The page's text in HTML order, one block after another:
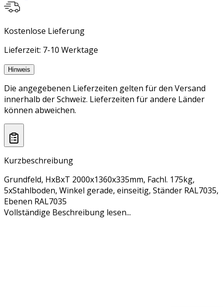
Kostenlose Lieferung
Lieferzeit: 7-10 Werktage
Hinweis
Die angegebenen Lieferzeiten gelten für den Versand
innerhalb der Schweiz. Lieferzeiten für andere Länder
können abweichen.
Kurzbeschreibung
Grundfeld, HxBxT 2000x1360x335mm, Fachl. 175kg,
5xStahlboden, Winkel gerade, einseitig, Ständer RAL7035,
Ebenen RAL7035
Vollständige Beschreibung lesen...